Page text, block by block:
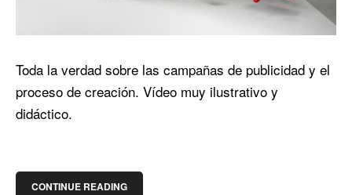
Toda la verdad sobre las campañas de publicidad y el
proceso de creación. Vídeo muy ilustrativo y
didáctico.
CONTINUE READING